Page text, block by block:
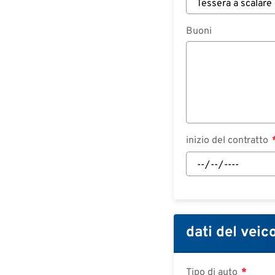
Buoni
inizio del contratto
inizio
del
dati del
Tipo di auto